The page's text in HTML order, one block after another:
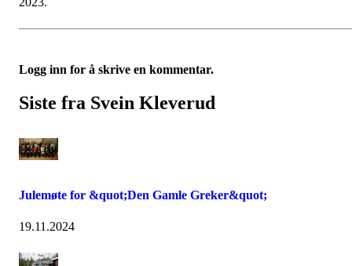
Logg inn for å skrive en kommentar.
Siste fra Svein Kleverud
Julemøte for &quot;Den Gamle Greker&quot;
19.11.2024